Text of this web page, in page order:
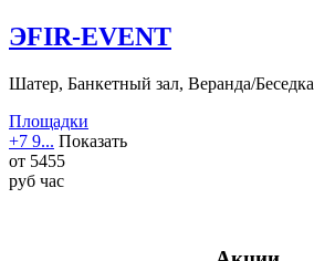
ЭFIR-EVENT
Шатер, Банкетный зал, Веранда/Беседка
Площадки
+7 9... Показать
от 5455
руб час